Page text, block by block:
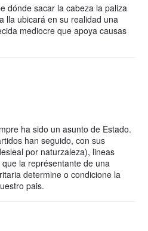
dónde sacar la cabeza la paliza
lla ubicará en su realidad una
mediocre que apoya causas
ha sido un asunto de Estado.
han seguido, con sus
por naturzaleza), lineas
la représentante de una
determine o condicione la
pais.